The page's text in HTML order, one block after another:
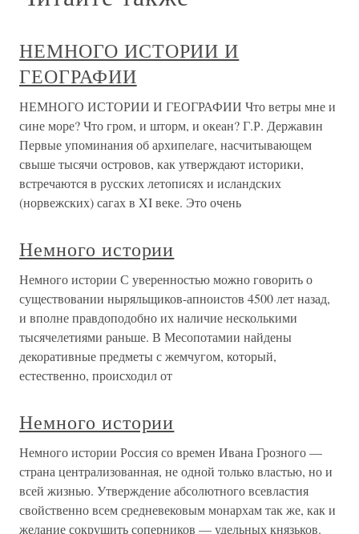
НЕМНОГО ИСТОРИИ И
ГЕОГРАФИИ
НЕМНОГО ИСТОРИИ И ГЕОГРАФИИ Что ветры мне и
сине море? Что гром, и шторм, и океан? Г.Р. Державин
Первые упоминания об архипелаге, насчитывающем
свыше тысячи островов, как утверждают историки,
встречаются в русских летописях и исландских
(норвежских) сагах в XI веке. Это очень
Немного истории
Немного истории С уверенностью можно говорить о
существовании ныряльщиков-апноистов 4500 лет назад,
и вполне правдоподобно их наличие несколькими
тысячелетиями раньше. В Месопотамии найдены
декоративные предметы с жемчугом, который,
естественно, происходил от
Немного истории
Немного истории Россия со времен Ивана Грозного —
страна централизованная, не одной только властью, но и
всей жизнью. Утверждение абсолютного всевластия
свойственно всем средневековым монархам так же, как и
желание сокрушить соперников — удельных князьков.